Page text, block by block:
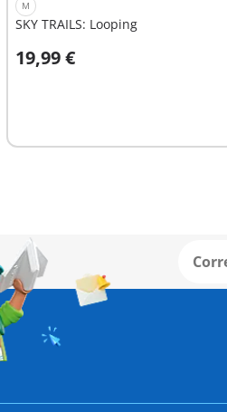
M
SKY TRAILS: Looping
19,99 €
A la cesta